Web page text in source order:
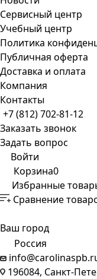
Сервисный центр
Учебный центр
Политика
Публичная оферта
Доставка и оплата
Компания
Контакты
+7 (812) 702-81-12
Заказать звонок
Задать вопрос
Войти
Корзина0
Избранные
Сравнение
Ваш город
Россия
196084, Санкт-